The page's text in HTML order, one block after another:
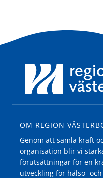
OM REGION
Genom att samla kraft
organisation blir vi
förutsättningar för en
utveckling för hälso-